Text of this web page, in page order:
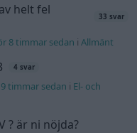
helt fel
33 svar
8 timmar sedan iAllmänt
4 svar
timmar sedan i El- och
? är ni nöjda?